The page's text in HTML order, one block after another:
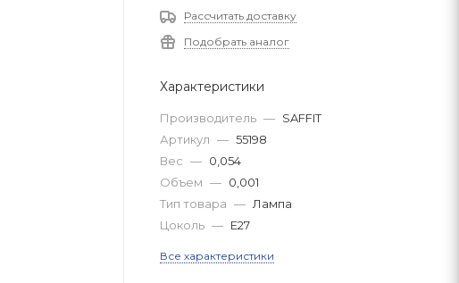
Рассчитать доставку
Подобрать аналог
Характеристики
Производитель — SAFFIT
Артикул — 55198
Вес — 0,054
Объем — 0,001
Тип товара — Лампа
Цоколь — E27
Все характеристики